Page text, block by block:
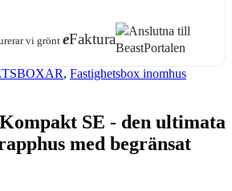
vi grönt eFaktura
, Fastighetsbox inomhus
SE - den ultimata
med begränsat